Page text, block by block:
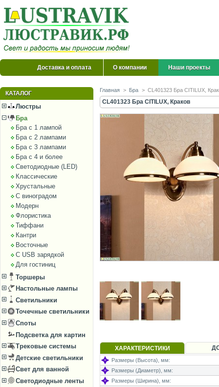
Доставка и оплата О компании Наши проекты
КАТАЛОГ
Люстры
Бра
Бра с 1 лампой
Бра с 2 лампами
Бра с 3 лампами
Бра с 4 и более
Светодиодные (LED)
Классические
Хрустальные
С виноградом
Модерн
Флористика
Тиффани
Кантри
Восточные
С USB зарядкой
Для гостиниц
Торшеры
Настольные лампы
Светильники
Точечные светильники
Споты
Подсветка для картин
Трековые системы
Детские светильники
Свет для ванной
Светодиодные ленты
Главная > Бра > CL401323 Бра CITILUX,
CL401323 Бра CITILUX, Краков
ХАРАКТЕРИСТИКИ
Размеры (Высота), мм:
Размеры (Диаметр), мм:
Размеры (Ширина), мм: